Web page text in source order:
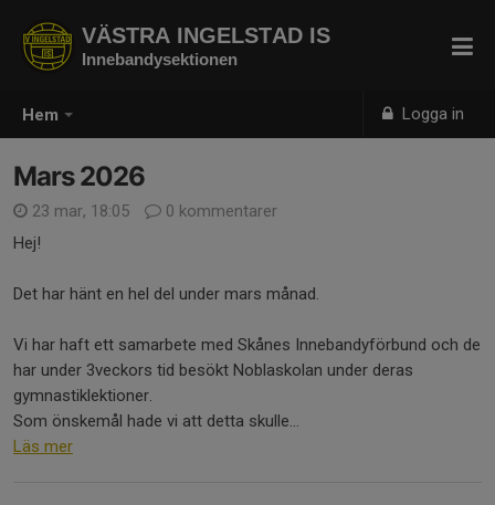
Hem Logga in
VÄSTRA INGELSTAD IS
Innebandysektionen
Mars 2026
23 mar, 18:05
0 kommentarer
Hej!
Det har hänt en hel del under mars månad.
Vi har haft ett samarbete med Skånes Innebandyförbund och de
har under 3veckors tid besökt Noblaskolan under deras
gymnastiklektioner.
Som önskemål hade vi att detta skulle...
Läs mer